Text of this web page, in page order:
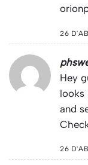
26
Hey
looks
and
26